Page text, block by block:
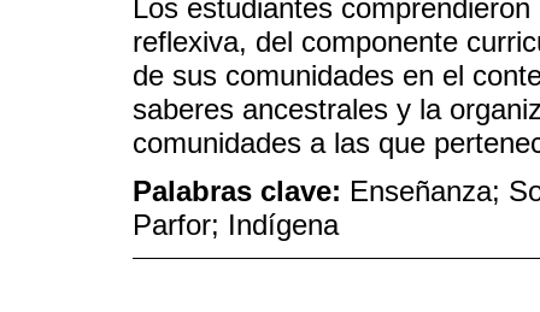
Los estudiantes
reflexiva, del componente
de sus comunidades en el
saberes ancestrales y la
comunidades a las que
Palabras clave: Enseñanza;
Parfor; Indígena